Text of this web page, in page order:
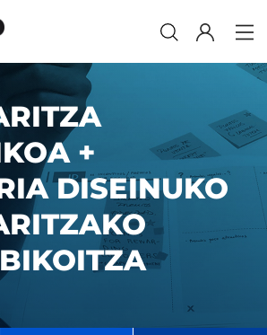
+
DISEINUKO